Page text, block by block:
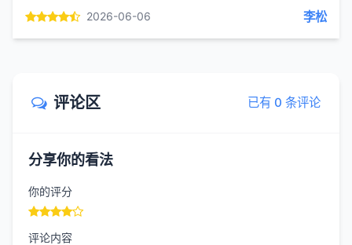
嘉峪关五个地...2026-06-06 李松
评论区 已有 0 条评论
分享你的看法
你的评分
评论内容